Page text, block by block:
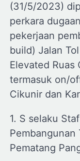
(31/5/2023)
perkara
pekerjaan
build) Jalan
Elevated Ruas
termasuk on/
Cikunir dan
1. S selaku
Pembangunan
Pematang